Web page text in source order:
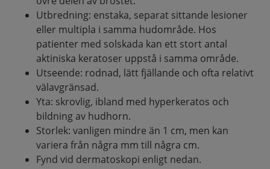
Utbredning: enstaka, separat sittande lesioner
eller multipla i samma hudområde. Hos
patienter med solskada kan ett stort antal
aktiniska keratoser uppstå i samma område.
Utseende: rodnad, lätt fjällande och ofta relativt
välavgränsad.
Yta: skrovlig, ibland med hyperkeratos och
bildning av hudhorn.
Storlek: vanligen mindre än 1 cm, men kan
variera från några mm till några cm.
Fynd vid dermatoskopi enligt nedan.